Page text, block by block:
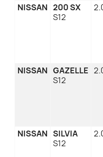
NISSAN 200 SX
S12
NISSAN GAZELLE
S12
NISSAN SILVIA
S12